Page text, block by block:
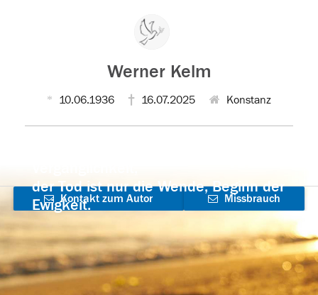
Werner Kelm
10.06.1936 16.07.2025 Konstanz
der Tod ist nur die Wende, Beginn der
Ewigkeit.
Kontakt zum Autor
aufnehmen
Missbrauch